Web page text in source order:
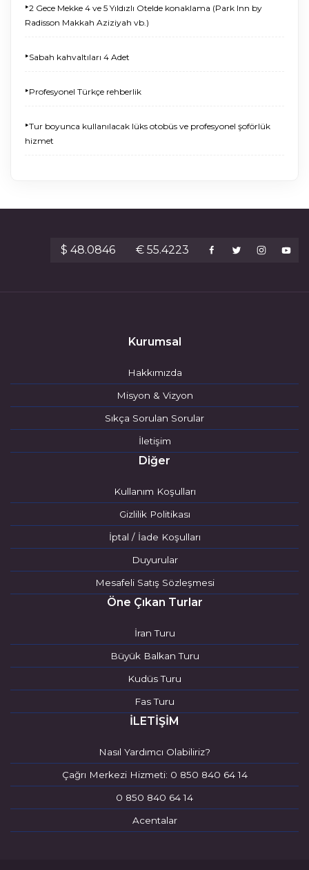
‣2 Gece Mekke 4 ve 5 Yıldızlı Otelde konaklama (Park Inn by
Radisson Makkah Aziziyah vb.)
‣Sabah kahvaltıları 4 Adet
‣Profesyonel Türkçe rehberlik
‣Tur boyunca kullanılacak lüks otobüs ve profesyonel şoförlük
hizmet
$ 48.0846 € 55.4223
Kurumsal
Hakkımızda
Misyon & Vizyon
Sıkça Sorulan Sorular
İletişim
Diğer
Kullanım Koşulları
Gizlilik Politikası
İptal / İade Koşulları
Duyurular
Mesafeli Satış Sözleşmesi
Öne Çıkan Turlar
İran Turu
Büyük Balkan Turu
Kudüs Turu
Fas Turu
İLETİŞİM
Nasıl Yardımcı Olabiliriz?
Çağrı Merkezi Hizmeti: 0 850 840 64 14
0 850 840 64 14
Acentalar